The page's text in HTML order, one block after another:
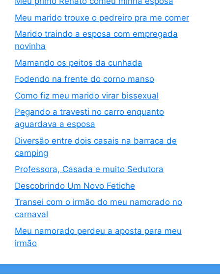
Meu marido trouxe o pedreiro pra me comer
Marido traindo a esposa com empregada
novinha
Mamando os peitos da cunhada
Fodendo na frente do corno manso
Como fiz meu marido virar bissexual
Pegando a travesti no carro enquanto
aguardava a esposa
Diversão entre dois casais na barraca de
camping
Professora, Casada e muito Sedutora
Descobrindo Um Novo Fetiche
Transei com o irmão do meu namorado no
carnaval
Meu namorado perdeu a aposta para meu
irmão